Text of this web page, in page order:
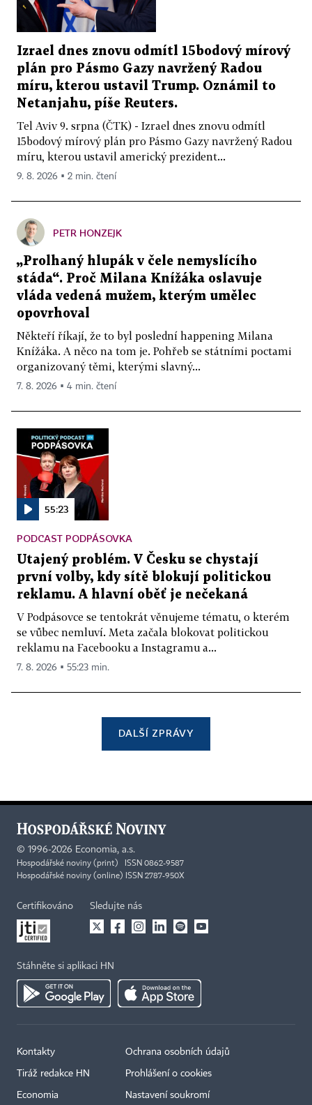
Izrael dnes znovu odmítl 15bodový mírový
plán pro Pásmo Gazy navržený Radou
míru, kterou ustavil Trump. Oznámil to
Netanjahu, píše Reuters.
Tel Aviv 9. srpna (ČTK) - Izrael dnes znovu odmítl
15bodový mírový plán pro Pásmo Gazy navržený Radou
míru, kterou ustavil americký prezident...
9. 8. 2026 ▪ 2 min. čtení
PETR HONZEJK
„Prolhaný hlupák v čele nemyslícího
stáda“. Proč Milana Knížáka oslavuje
vláda vedená mužem, kterým umělec
opovrhoval
Někteří říkají, že to byl poslední happening Milana
Knížáka. A něco na tom je. Pohřeb se státními poctami
organizovaný těmi, kterými slavný...
7. 8. 2026 ▪ 4 min. čtení
55:23
PODCAST PODPÁSOVKA
Utajený problém. V Česku se chystají
první volby, kdy sítě blokují politickou
reklamu. A hlavní oběť je nečekaná
V Podpásovce se tentokrát věnujeme tématu, o kterém
se vůbec nemluví. Meta začala blokovat politickou
reklamu na Facebooku a Instagramu a...
7. 8. 2026 ▪ 55:23 min.
DALŠÍ ZPRÁVY
© 1996-2026 Economia, a.s.
Hospodářské noviny (print) ISSN 0862-9587
Hospodářské noviny (online) ISSN 2787-950X
Certifikováno Sledujte nás
Stáhněte si aplikaci HN
Kontakty
Tiráž redakce HN
Economia
Ochrana osobních údajů
Prohlášení o cookies
Nastavení soukromí